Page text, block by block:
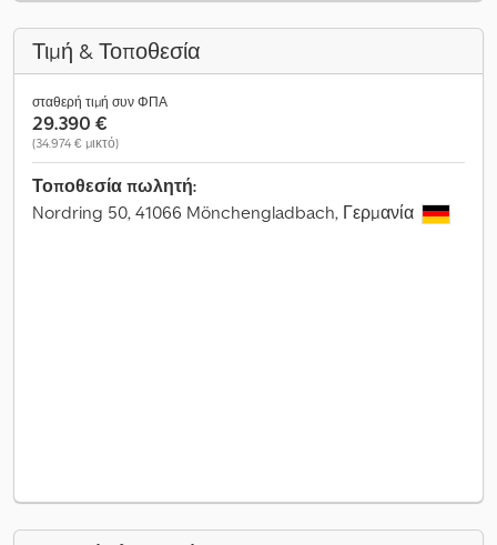
Τιμή & Τοποθεσία
σταθερή τιμή συν ΦΠΑ
29.390 €
(34.974 € μικτό)
Τοποθεσία πωλητή:
Nordring 50, 41066 Mönchengladbach, Γερμανία